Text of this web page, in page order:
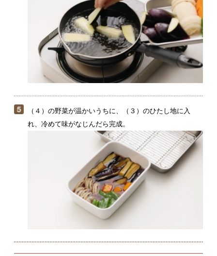
野菜を揚げる前に、野菜についた水分をキッチンペー
パーで軽く拭き取っておくと、油ハネを防げます。常
備菜にする場合は、冷蔵で3日ほど保存可能。
関連動画